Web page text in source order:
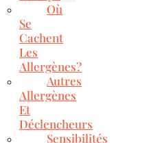
Où
Se
Cachent
Les
Allergènes?
Autres
Allergènes
Et
Déclencheurs
Sensibilités